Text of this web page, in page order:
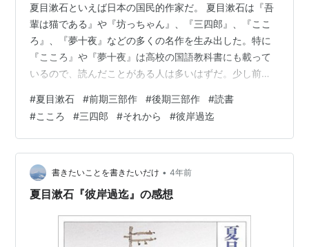
夏目漱石といえば日本の国民的作家だ。 夏目漱石は『吾
輩は猫である』や『坊っちゃん』、『三四郎』、『ここ
ろ』、『夢十夜』などの多くの名作を生み出した。特に
『こころ』や『夢十夜』は高校の国語教科書にも載って
いるので、読んだことがある人は多いはずだ。少し前で
作家の夏目漱石だが、「前期三部作」と「後期三部作」
と呼ばれる作品群があることをご存知だろうか？高校の
国語の授業で聞いた人も多いかもしれない。 「前期三部
作」と「後期三部作」は、それぞれある特徴を持った夏
目漱石の作品群のことをいう。 前期三部作は『三四
郎』、『それから』、『門』の３作品だ。 それに…
#夏目漱石 #前期三部作 #後期三部作 #読書
#こころ #三四郎 #それから #彼岸過迄
書きたいことを書きたいだけ • 4年前
夏目漱石『彼岸過迄』の感想